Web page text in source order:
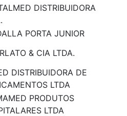
DISTRIBUIDORA
PORTA JUNIOR
& CIA LTDA.
DISTRIBUIDORA DE
LTDA
PRODUTOS
LTDA